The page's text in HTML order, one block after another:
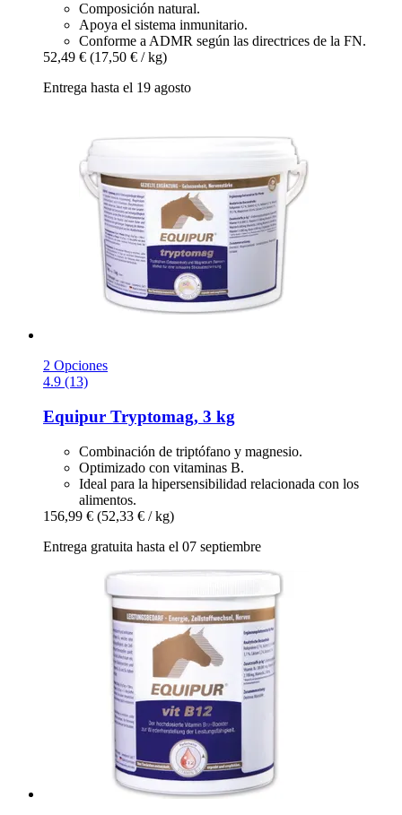
Composición natural.
Apoya el sistema inmunitario.
Conforme a ADMR según las directrices de la FN.
52,49 € (17,50 € / kg)
Entrega hasta el 19 agosto
2 Opciones
4.9 (13)
Equipur Tryptomag, 3 kg
Combinación de triptófano y magnesio.
Optimizado con vitaminas B.
Ideal para la hipersensibilidad relacionada con los
alimentos.
156,99 € (52,33 € / kg)
Entrega gratuita hasta el 07 septiembre